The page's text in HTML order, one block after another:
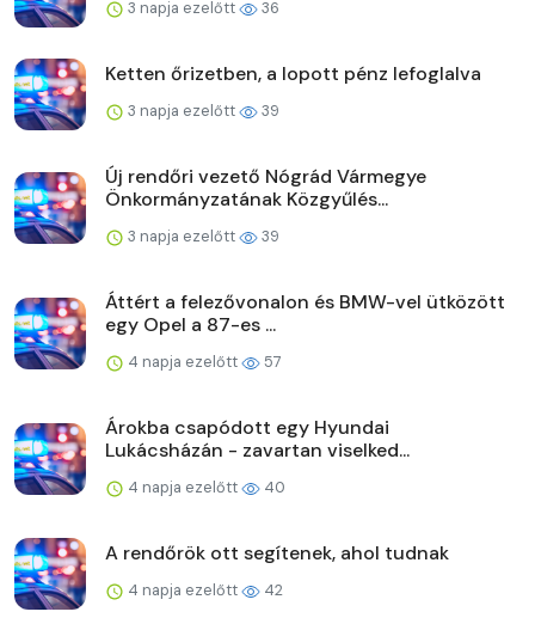
3 napja ezelőtt 36
Ketten őrizetben, a lopott pénz lefoglalva
3 napja ezelőtt 39
Új rendőri vezető Nógrád Vármegye
Önkormányzatának Közgyűlés...
3 napja ezelőtt 39
Áttért a felezővonalon és BMW-vel ütközött
egy Opel a 87-es ...
4 napja ezelőtt 57
Árokba csapódott egy Hyundai
Lukácsházán - zavartan viselked...
4 napja ezelőtt 40
A rendőrök ott segítenek, ahol tudnak
4 napja ezelőtt 42